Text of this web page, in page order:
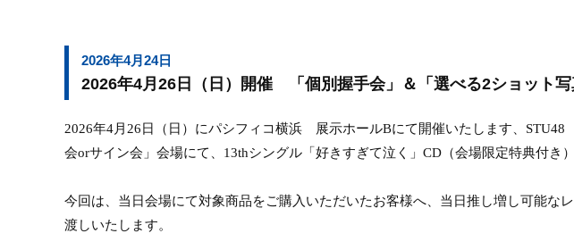
2026年4月24日
2026年4月26日（日）開催 「個別握手会」＆「選べる2ショット
2026年4月 26 日（日）にパシフィコ横浜 展示ホールBにて開催いたします、 STU48
会orサイン会」会場にて、 13thシングル「好きすぎて泣く」 CD （会場限定特典付き）
今回は、当日会場にて対象商品をご購入いただいたお客様へ、当日推し増し可能なレ
渡しいたします。